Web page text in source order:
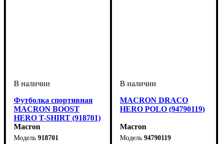
Футболка спортивная
MACRON BOOST
HERO T-SHIRT (918701)
Macron
918701
MACRON DRACO
HERO POLO (94790119)
Macron
94790119